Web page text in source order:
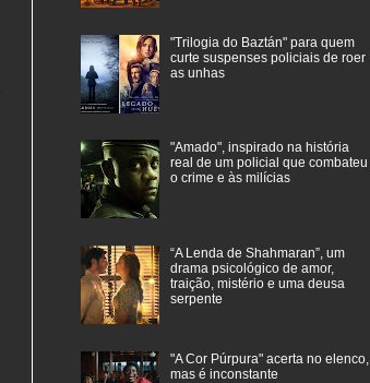
"Trilogia do Baztán" para quem
curte suspenses policiais de roer
as unhas
"Amado", inspirado na história
real de um policial que combateu
o crime e às milícias
“A Lenda de Shahmaran”, um
drama psicológico de amor,
traição, mistério e uma deusa
serpente
"A Cor Púrpura" acerta no elenco,
mas é inconstante